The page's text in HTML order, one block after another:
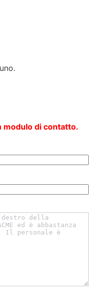
modulo di contatto.